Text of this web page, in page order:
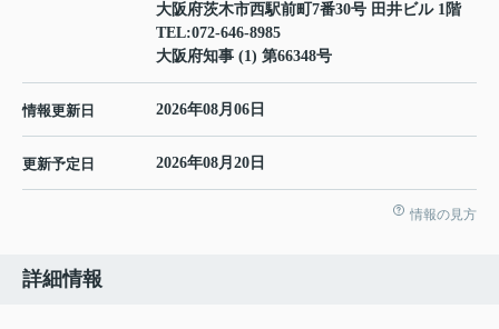
大阪府茨木市西駅前町7番30号 田井ビル 1階
TEL:072-646-8985
大阪府知事 (1) 第66348号
情報更新日 2026年08月06日
更新予定日 2026年08月20日
情報の見方
詳細情報